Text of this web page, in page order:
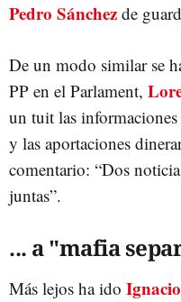
Pedro Sánchez de
De un modo similar se
PP en el Parlament,
un tuit las
y las aportaciones
comentario: “Dos
juntas”.
... a "mafia
Más lejos ha ido